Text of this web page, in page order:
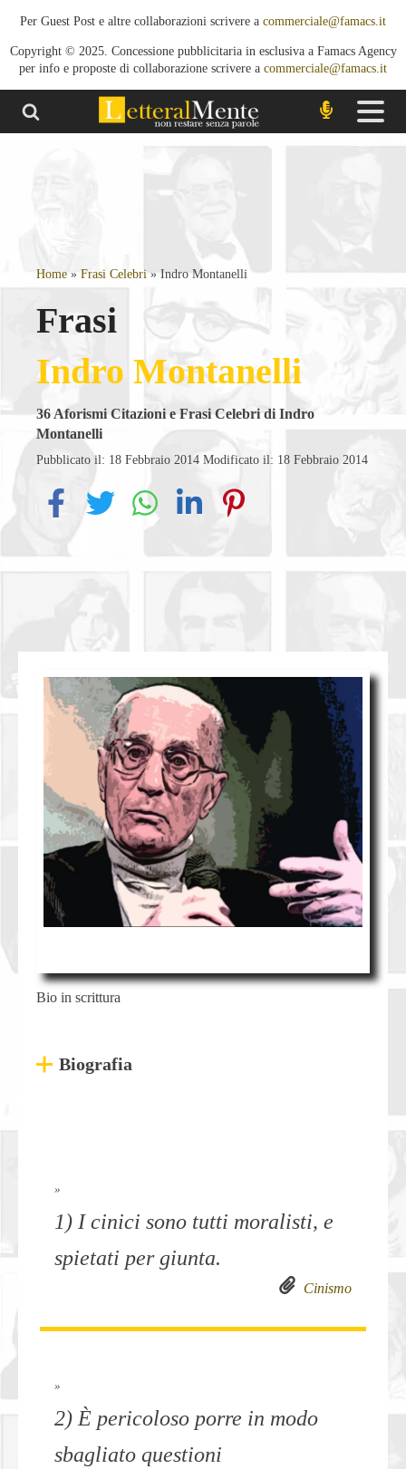
Per Guest Post e altre collaborazioni scrivere a commerciale@famacs.it
Copyright © 2025. Concessione pubblicitaria in esclusiva a Famacs Agency
per info e proposte di collaborazione scrivere a commerciale@famacs.it
Home » Frasi Celebri »Indro Montanelli
Frasi
Indro Montanelli
36 Aforismi Citazioni e Frasi Celebri di Indro
Montanelli
Pubblicato il: 18 Febbraio 2014 Modificato il: 18 Febbraio 2014
Bio in scrittura
Biografia
»
1) I cinici sono tutti moralisti, e
spietati per giunta.
Cinismo
»
2) È pericoloso porre in modo
sbagliato questioni